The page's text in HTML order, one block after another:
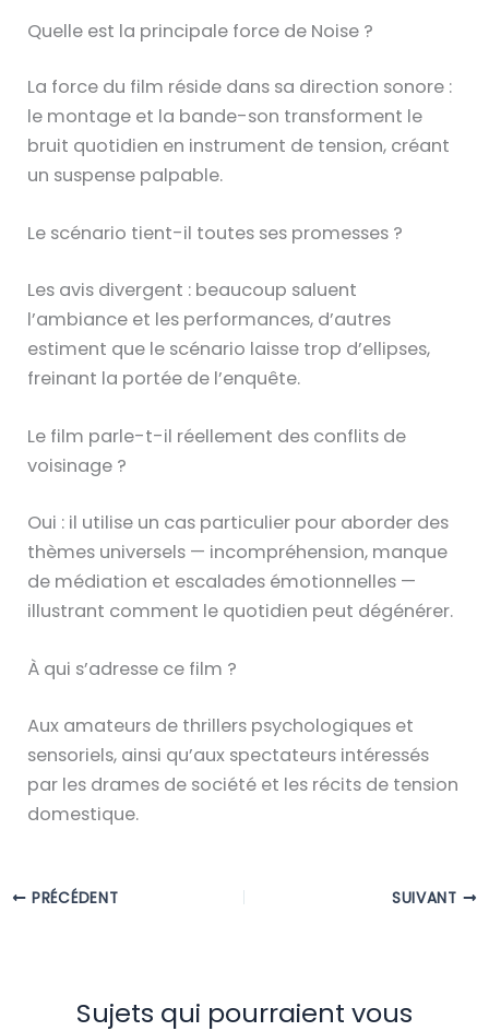
Quelle est la principale force de Noise ?
La force du film réside dans sa direction sonore :
le montage et la bande-son transforment le
bruit quotidien en instrument de tension, créant
un suspense palpable.
Le scénario tient-il toutes ses promesses ?
Les avis divergent : beaucoup saluent
l’ambiance et les performances, d’autres
estiment que le scénario laisse trop d’ellipses,
freinant la portée de l’enquête.
Le film parle-t-il réellement des conflits de
voisinage ?
Oui : il utilise un cas particulier pour aborder des
thèmes universels — incompréhension, manque
de médiation et escalades émotionnelles —
illustrant comment le quotidien peut dégénérer.
À qui s’adresse ce film ?
Aux amateurs de thrillers psychologiques et
sensoriels, ainsi qu’aux spectateurs intéressés
par les drames de société et les récits de tension
domestique.
PRÉCÉDENT SUIVANT
Sujets qui pourraient vous